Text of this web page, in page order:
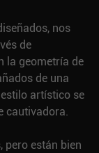
nos
de
la geometría de
de una
artístico se
cautivadora.
pero están bien